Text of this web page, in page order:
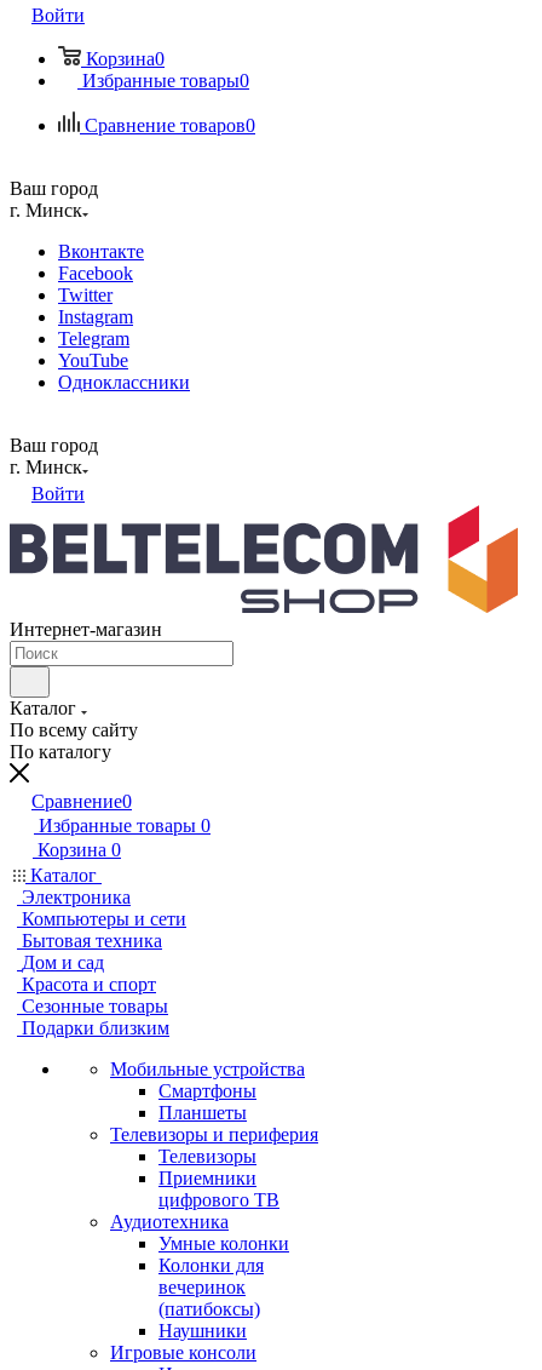
Войти
Корзина0
Избранные товары0
Сравнение товаров0
Ваш город
г. Минск
Вконтакте
Facebook
Twitter
Instagram
Telegram
YouTube
Одноклассники
Ваш город
г. Минск
Войти
Интернет-магазин
Каталог
По всему сайту
По каталогу
Сравнение0
Избранные товары 0
Корзина 0
Каталог
Электроника
Компьютеры и сети
Бытовая техника
Дом и сад
Красота и спорт
Сезонные товары
Подарки близким
Мобильные устройства
Смартфоны
Планшеты
Телевизоры и периферия
Телевизоры
Приемники
цифрового ТВ
Аудиотехника
Умные колонки
Колонки для
вечеринок
(патибоксы)
Наушники
Игровые консоли